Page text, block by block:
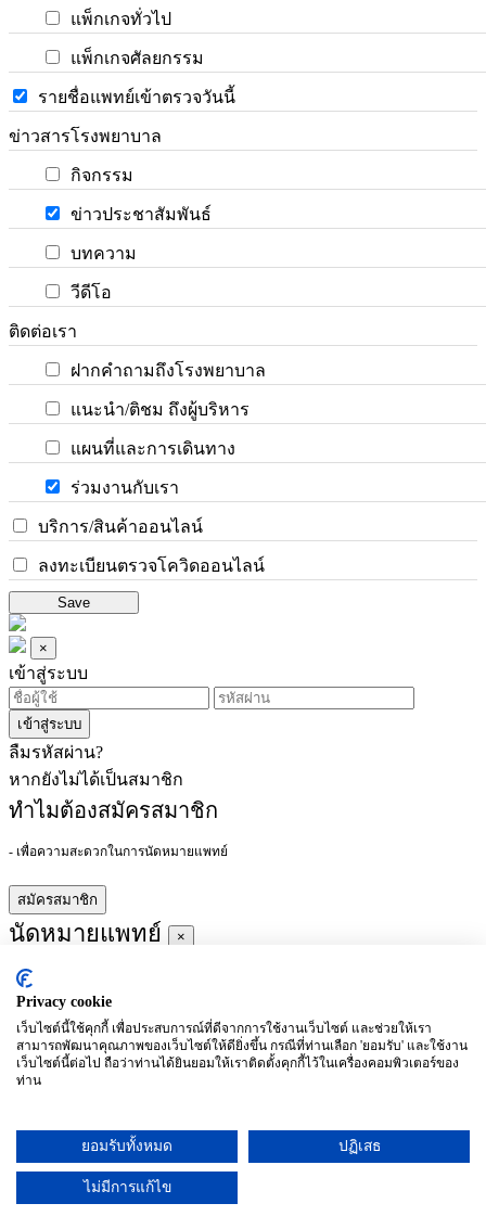
แพ็กเกจทั่วไป
แพ็กเกจศัลยกรรม
รายชื่อแพทย์เข้าตรวจวันนี้
ข่าวสารโรงพยาบาล
กิจกรรม
ข่าวประชาสัมพันธ์
บทความ
วีดีโอ
ติดต่อเรา
ฝากคำถามถึงโรงพยาบาล
แนะนำ/ติชม ถึงผู้บริหาร
แผนที่และการเดินทาง
ร่วมงานกับเรา
บริการ/สินค้าออนไลน์
ลงทะเบียนตรวจโควิดออนไลน์
Save
×
เข้าสู่ระบบ
เข้าสู่ระบบ
ลืมรหัสผ่าน?
หากยังไม่ได้เป็นสมาชิก
ทำไมต้องสมัครสมาชิก
- เพื่อความสะดวกในการนัดหมายแพทย์
สมัครสมาชิก
นัดหมายแพทย์ ×
ผู้ชำนาญการ
ประจำ :
อาทิตย์
จันทร์
(27/09)
อังคาร
(28/09)
พุธ
พฤหัสบดี
ศุกร์
เสาร์
Privacy cookie
เว็บไซต์นี้ใช้คุกกี้ เพื่อประสบการณ์ที่ดีจากการใช้งานเว็บไซต์ และช่วยให้เรา
สามารถพัฒนาคุณภาพของเว็บไซต์ให้ดียิ่งขึ้น กรณีที่ท่านเลือก 'ยอมรับ' และใช้งาน
เว็บไซต์นี้ต่อไป ถือว่าท่านได้ยินยอมให้เราติดตั้งคุกกี้ไว้ในเครื่องคอมพิวเตอร์ของ
ท่าน
ยอมรับทั้งหมด ปฏิเสธ
ไม่มีการแก้ไข